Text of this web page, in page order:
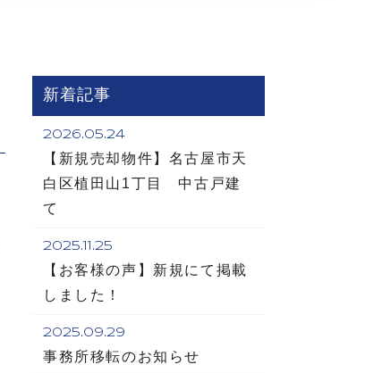
新着記事
2026.05.24
【新規売却物件】名古屋市天
白区植田山1丁目 中古戸建
て
2025.11.25
【お客様の声】新規にて掲載
しました！
2025.09.29
事務所移転のお知らせ